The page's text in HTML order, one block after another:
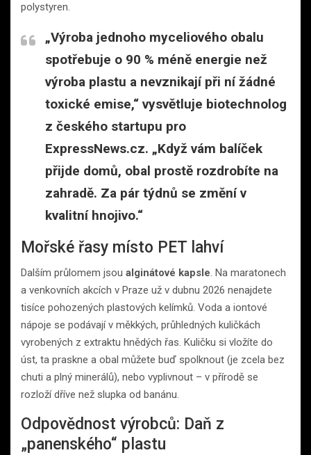
polystyren.
„Výroba jednoho myceliového obalu
spotřebuje o 90 % méně energie než
výroba plastu a nevznikají při ní žádné
toxické emise,“ vysvětluje biotechnolog
z českého startupu pro
ExpressNews.cz. „Když vám balíček
přijde domů, obal prostě rozdrobíte na
zahradě. Za pár týdnů se změní v
kvalitní hnojivo.“
Mořské řasy místo PET lahví
Dalším průlomem jsou alginátové kapsle. Na maratonech
a venkovních akcích v Praze už v dubnu 2026 nenajdete
tisíce pohozených plastových kelímků. Voda a iontové
nápoje se podávají v měkkých, průhledných kuličkách
vyrobených z extraktu hnědých řas. Kuličku si vložíte do
úst, ta praskne a obal můžete buď spolknout (je zcela bez
chuti a plný minerálů), nebo vyplivnout – v přírodě se
rozloží dříve než slupka od banánu.
Odpovědnost výrobců: Daň z
„panenského“ plastu